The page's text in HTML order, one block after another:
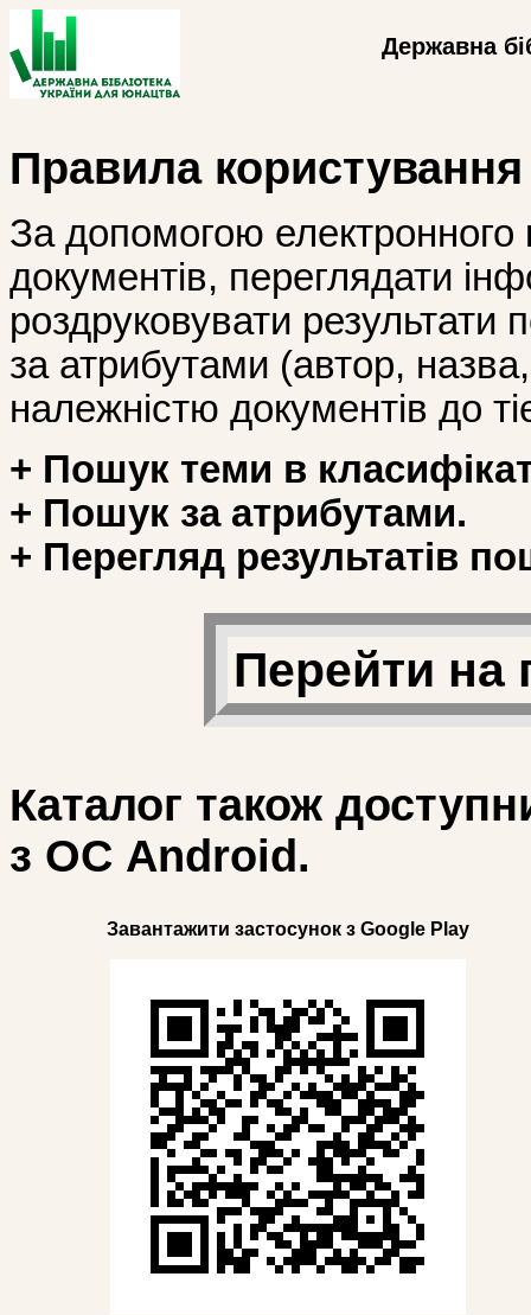
Державна
Правила
За допомогою
документів, переглядати
роздруковувати
за атрибутами (автор, назва,
належністю документів до
+ Пошук теми в
+ Пошук за атрибутами.
+ Перегляд результатів
Перейти на
Каталог також
з ОС Android.
Завантажити застосунок з Google Play